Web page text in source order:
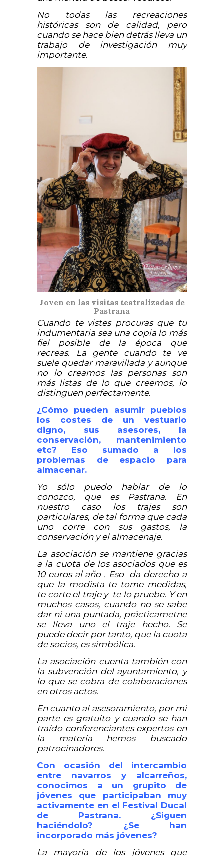
No todas las recreaciones
históricas son de calidad, pero
cuando se hace bien detrás lleva un
trabajo de investigación muy
importante.
Joven en las visitas teatralizadas de
Pastrana
Cuando te vistes procuras que tu
indumentaria sea una copia lo más
fiel posible de la época que
recreas. La gente cuando te ve
suele quedar maravillada y aunque
no lo creamos las personas son
más listas de lo que creemos, lo
distinguen perfectamente.
¿Cómo pueden asumir pueblos
los costes de un vestuario
digno, sus asesores, la
conservación, mantenimiento
etc? Eso sumado a los
problemas de espacio para
almacenar.
Yo sólo puedo hablar de lo
conozco, que es Pastrana. En
nuestro caso los trajes son
particulares, de tal forma que cada
uno corre con sus gastos, la
conservación y el almacenaje.
La asociación se mantiene gracias
a la cuota de los asociados que es
10 euros al año . Eso da derecho a
que la modista te tome medidas,
te corte el traje y te lo pruebe. Y en
muchos casos, cuando no se sabe
dar ni una puntada, prácticametne
se lleva uno el traje hecho. Se
puede decir por tanto, que la cuota
de socios, es simbólica.
La asociación cuenta también con
la subvención del ayuntamiento, y
lo que se cobra de colaboraciones
en otros actos.
En cuanto al asesoramiento, por mi
parte es gratuito y cuando se han
traído conferenciantes expertos en
la materia hemos buscado
patrocinadores.
Con ocasión del intercambio
entre navarros y alcarreños,
conocimos a un grupito de
jóvenes que participaban muy
activamente en el Festival Ducal
de Pastrana. ¿Siguen
haciéndolo? ¿Se han
incorporado más jóvenes?
La mayoría de los jóvenes que